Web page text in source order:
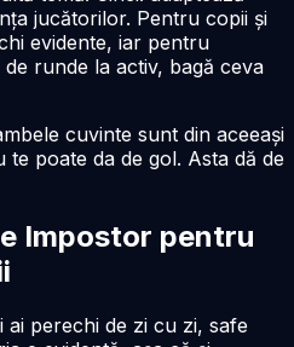
jucătorilor. Pentru copii și
evidente, iar pentru
runde la activ, bagă ceva
cuvinte sunt din aceeași
poate da de gol. Asta dă de
Impostor pentru
ai perechi de zi cu zi, safe